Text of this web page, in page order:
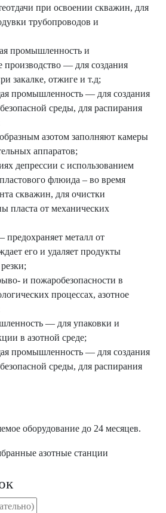
при освоении скважин, для
трубопроводов и
промышленность и
производство — для создания
закалке, отжиге и т.д;
промышленность — для создания
среды, для распирания
азотом заполняют камеры
аппаратов;
депрессии с использованием
пластового флюида – во время
скважин, для очистки
пласта от механических
предохраняет металл от
его и удаляет продукты
и пожаробезопасности в
процессах, азотное
— для упаковки и
в азотной среде;
промышленность — для создания
среды, для распирания
оборудование до 24 месяцев.